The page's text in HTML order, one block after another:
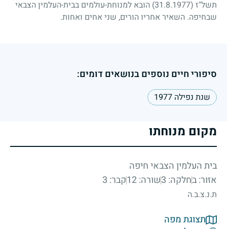
תשל"ז (31.8.1977)
הובא למנוחת-עולמים בבית-העלמין הצבאי
שבחיפה. השאיר אחריו הורים, שני אחים ואחות.
סיפורי חיים נוספים בנושאים דומים:
שנת נפילה 1977
מקום מנוחתו
בית העלמין הצבאי חיפה
אזור: בחלקה: 3 שורה: 12 קבר: 3
ת.נ.צ.ב.ה
תצוגת מפה